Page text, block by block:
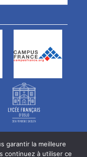
garantir la meilleure
continuez à utiliser ce